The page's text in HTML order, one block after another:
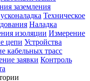
заземления
Техническое
Наладка
изоляции Измерение
цепи Устройства
кабельных трасс
заявки Контроль